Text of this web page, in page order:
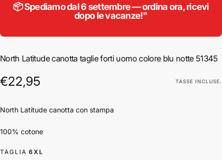
📦 Spediamo dal 6 settembre — ordina ora, ricevi
dopo le vacanze!"
North Latitude canotta taglie forti uomo colore blu notte 51345
€22,95
Prezzo
€22,95 TASSE INCLUSE.
North Latitude canotta con stampa
100% cotone
TAGLIA 6XL